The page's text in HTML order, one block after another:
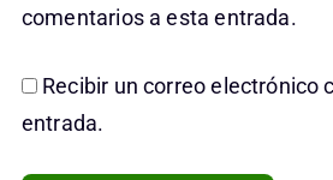
comentarios a esta entrada.
Recibir un correo electrónico
entrada.